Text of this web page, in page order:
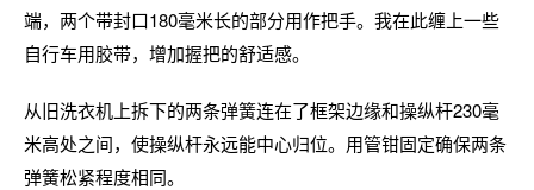
端，两个带封口180毫米长的部分用作把手。我在此缠上一些
自行车用胶带，增加握把的舒适感。
从旧洗衣机上拆下的两条弹簧连在了框架边缘和操纵杆230毫
米高处之间，使操纵杆永远能中心归位。用管钳固定确保两条
弹簧松紧程度相同。